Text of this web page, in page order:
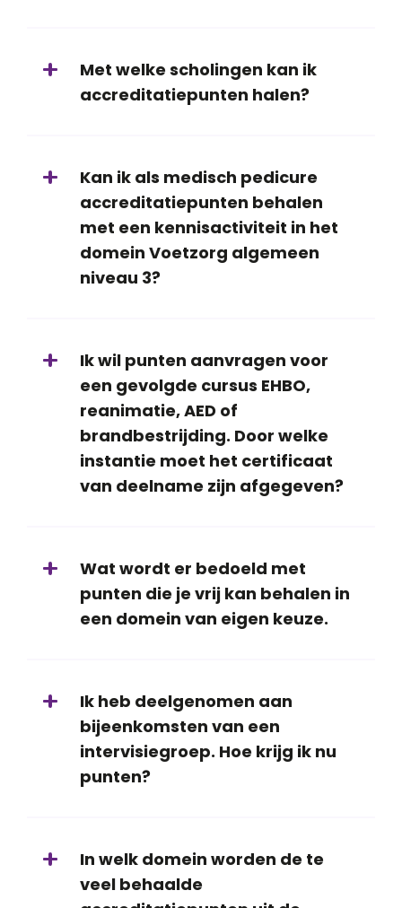
Met welke scholingen kan ik
accreditatiepunten halen?
Kan ik als medisch pedicure
accreditatiepunten behalen
met een kennisactiviteit in het
domein Voetzorg algemeen
niveau 3?
Ik wil punten aanvragen voor
een gevolgde cursus EHBO,
reanimatie, AED of
brandbestrijding. Door welke
instantie moet het certificaat
van deelname zijn afgegeven?
Wat wordt er bedoeld met
punten die je vrij kan behalen in
een domein van eigen keuze.
Ik heb deelgenomen aan
bijeenkomsten van een
intervisiegroep. Hoe krijg ik nu
punten?
In welk domein worden de te
veel behaalde